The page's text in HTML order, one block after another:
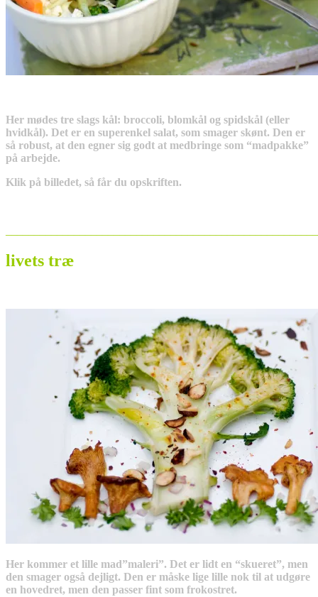
Her mødes tre slags kål: broccoli, blomkål og spidskål (eller
hvidkål). Det er en superenkel salat, som smager skønt. Den er
så robust, at den egner sig godt at medbringe som “madpakke”
på arbejde.
Klik på billedet, så får du opskriften.
livets træ
Her kommer et lille mad”maleri”. Det er lidt en “skueret”, men
den smager også dejligt. Den er måske lige lille nok til at udgøre
en hovedret, men den passer fint som frokostret.